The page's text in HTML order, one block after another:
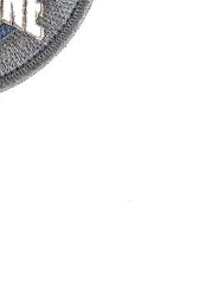
オル・ストラップ・